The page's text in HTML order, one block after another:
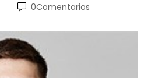
0Comentarios